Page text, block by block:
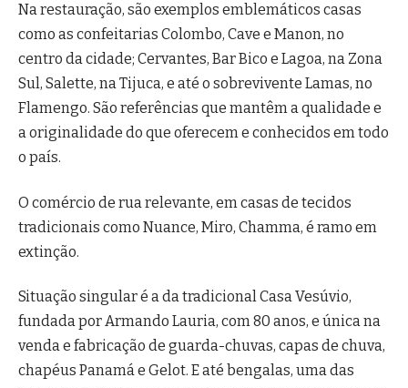
Na restauração, são exemplos emblemáticos casas
como as confeitarias Colombo, Cave e Manon, no
centro da cidade; Cervantes, Bar Bico e Lagoa, na Zona
Sul, Salette, na Tijuca, e até o sobrevivente Lamas, no
Flamengo. São referências que mantêm a qualidade e
a originalidade do que oferecem e conhecidos em todo
o país.
O comércio de rua relevante, em casas de tecidos
tradicionais como Nuance, Miro, Chamma, é ramo em
extinção.
Situação singular é a da tradicional Casa Vesúvio,
fundada por Armando Lauria, com 80 anos, e única na
venda e fabricação de guarda-chuvas, capas de chuva,
chapéus Panamá e Gelot. E até bengalas, uma das